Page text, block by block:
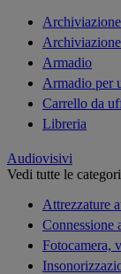
Archiviazione
Armadio
Armadio per
Carrello da
Libreria
Audiovisivi
Vedi tutte le
Attrezzature
Connessione
Fotocamera,